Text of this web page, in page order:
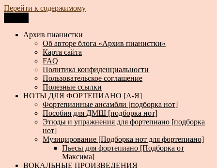
Перейти к содержимому
Архив пианистки
Всё для пианистов: ноты, книги, музыка, статьи…
Архив пианистки
Об авторе блога «Архив пианистки»
Карта сайта
FAQ
Политика конфиденциальности
Пользовательское соглашение
Полезные ссылки
НОТЫ ДЛЯ ФОРТЕПИАНО [А-Я]
Фортепианные ансамбли [подборка нот]
Пособия для ДМШ [подборка нот]
Этюды и упражнения для фортепиано [подборка
нот]
Музицирование [Подборка нот для фортепиано]
Пьесы для фортепиано [Подборка от
Максима]
ВОКАЛЬНЫЕ ПРОИЗВЕДЕНИЯ